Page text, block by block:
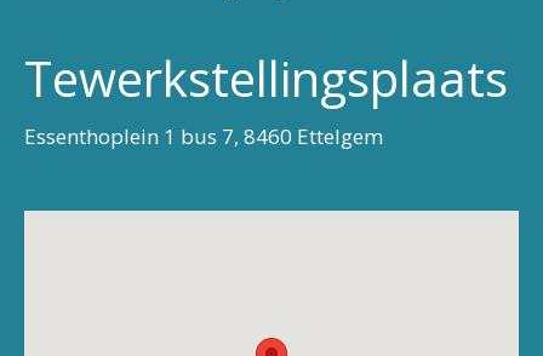
Tewerkstellingsplaats
Essenthoplein 1 bus 7, 8460 Ettelgem